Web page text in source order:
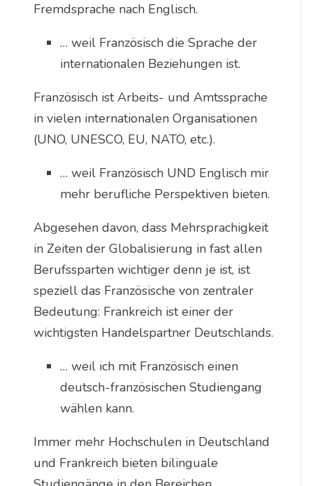
Fremdsprache nach Englisch.
… weil Französisch die Sprache der
internationalen Beziehungen ist.
Französisch ist Arbeits- und Amtssprache
in vielen internationalen Organisationen
(UNO, UNESCO, EU, NATO, etc.).
… weil Französisch UND Englisch mir
mehr berufliche Perspektiven bieten.
Abgesehen davon, dass Mehrsprachigkeit
in Zeiten der Globalisierung in fast allen
Berufssparten wichtiger denn je ist, ist
speziell das Französische von zentraler
Bedeutung: Frankreich ist einer der
wichtigsten Handelspartner Deutschlands.
… weil ich mit Französisch einen
deutsch-französischen Studiengang
wählen kann.
Immer mehr Hochschulen in Deutschland
und Frankreich bieten bilinguale